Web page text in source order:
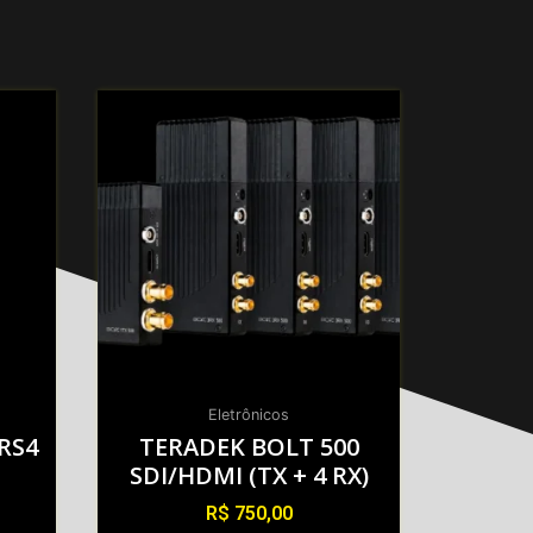
Eletrônicos
TERADEK BOLT 500
SDI/HDMI (TX + 4 RX)
R$ 750,00